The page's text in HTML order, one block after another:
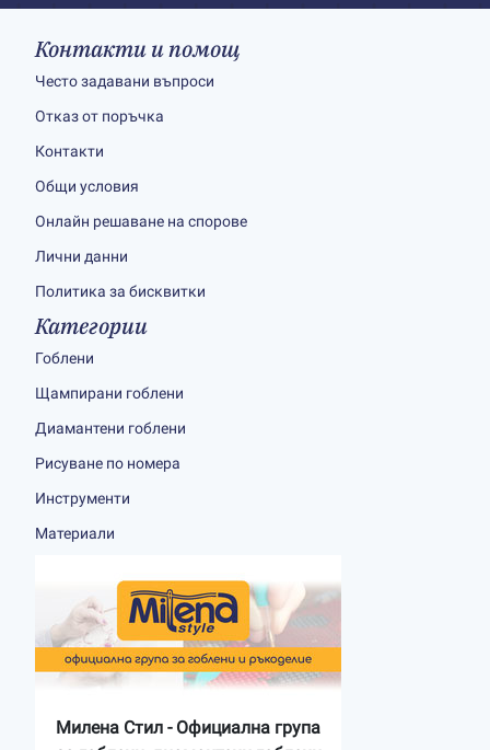
Контакти и помощ
Често задавани въпроси
Отказ от поръчка
Контакти
Общи условия
Онлайн решаване на спорове
Лични данни
Политика за бисквитки
Категории
Гоблени
Щампирани гоблени
Диамантени гоблени
Рисуване по номера
Инструменти
Материали
Милена Стил - Официална група